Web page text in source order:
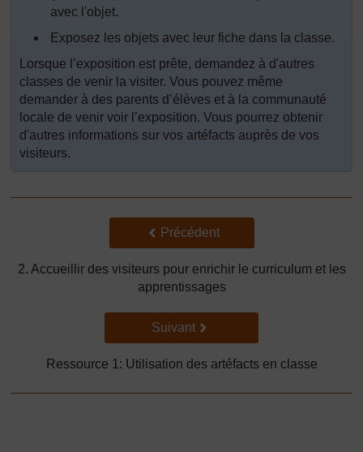
avec l'objet.
Exposez les objets avec leur fiche dans la classe.
Lorsque l’exposition est prête, demandez à d'autres
classes de venir la visiter. Vous pouvez même
demander à des parents d’élèves et à la communauté
locale de venir voir l’exposition. Vous pourrez obtenir
d'autres informations sur vos artéfacts auprès de vos
visiteurs.
Précédent
Précédent
2. Accueillir des visiteurs pour enrichir le curriculum et les
apprentissages
Suivant
Suivant
Ressource 1: Utilisation des artéfacts en classe